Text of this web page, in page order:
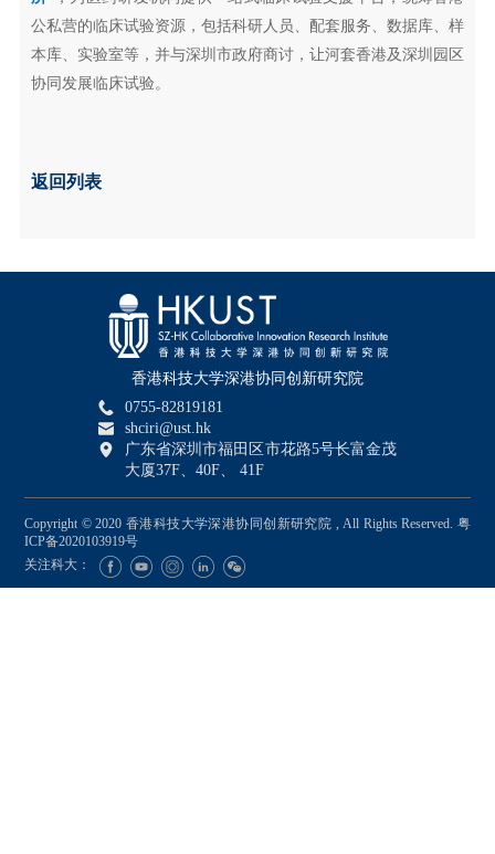
公私营的临床试验资源，包括科研人员、配套服务、数据库、样
本库、实验室等，并与深圳市政府商讨，让河套香港及深圳园区
协同发展临床试验。
返回列表
香港科技大学深港协同创新研究院
0755-82819181
shciri@ust.hk
广东省深圳市福田区市花路5号长富金茂
大厦37F、40F、 41F
Copyright © 2020 香港科技大学深港协同创新研究院 , All Rights Reserved. 粤
ICP备2020103919号
关注科大：